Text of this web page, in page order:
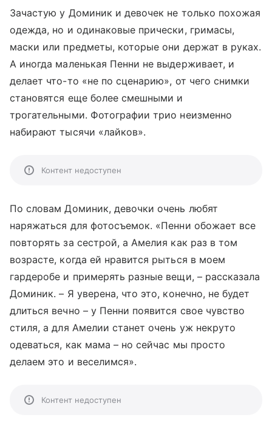
Зачастую у Доминик и девочек не только похожая
одежда, но и одинаковые прически, гримасы,
маски или предметы, которые они держат в руках.
А иногда маленькая Пенни не выдерживает, и
делает что-то «не по сценарию», от чего снимки
становятся еще более смешными и
трогательными. Фотографии трио неизменно
набирают тысячи «лайков».
Контент недоступен
По словам Доминик, девочки очень любят
наряжаться для фотосъемок. «Пенни обожает все
повторять за сестрой, а Амелия как раз в том
возрасте, когда ей нравится рыться в моем
гардеробе и примерять разные вещи, – рассказала
Доминик. – Я уверена, что это, конечно, не будет
длиться вечно – у Пенни появится свое чувство
стиля, а для Амелии станет очень уж некруто
одеваться, как мама – но сейчас мы просто
делаем это и веселимся».
Контент недоступен